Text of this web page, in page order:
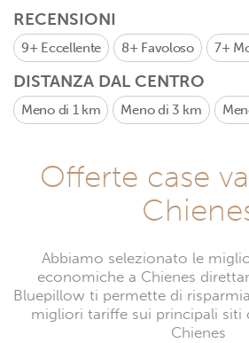
RECENSIONI
9+ Eccellente 8+ Favoloso 7+
DISTANZA DAL CENTRO
Meno di 1 km Meno di 3 km
Offerte case
Abbiamo selezionato le
economiche a Chienes
Bluepillow ti permette di
migliori tariffe sui principali siti
Chienes